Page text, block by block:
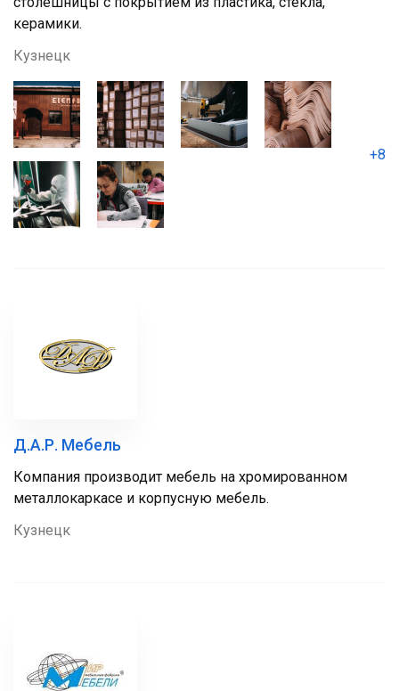
керамики.
Кузнецк
+8
Д.А.Р. Мебель
Компания производит мебель на хромированном
металлокаркасе и корпусную мебель.
Кузнецк